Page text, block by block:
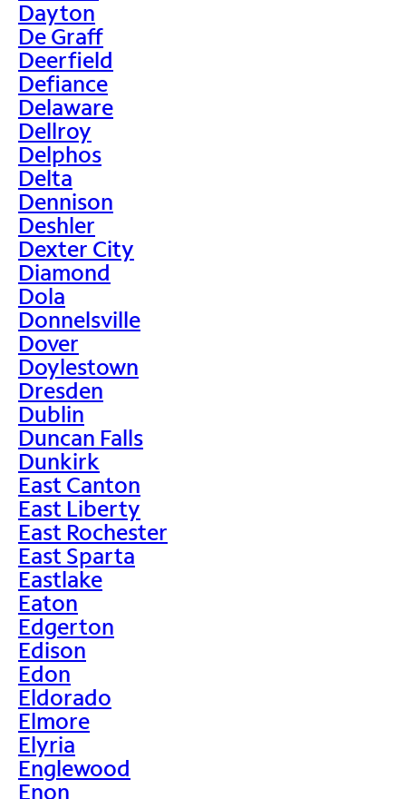
Dayton
De Graff
Deerfield
Defiance
Delaware
Dellroy
Delphos
Delta
Dennison
Deshler
Dexter City
Diamond
Dola
Donnelsville
Dover
Doylestown
Dresden
Dublin
Duncan Falls
Dunkirk
East Canton
East Liberty
East Rochester
East Sparta
Eastlake
Eaton
Edgerton
Edison
Edon
Eldorado
Elmore
Elyria
Englewood
Enon